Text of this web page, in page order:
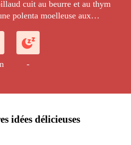
cuit au beurre et au thym
polenta moelleuse aux
-
idées délicieuses